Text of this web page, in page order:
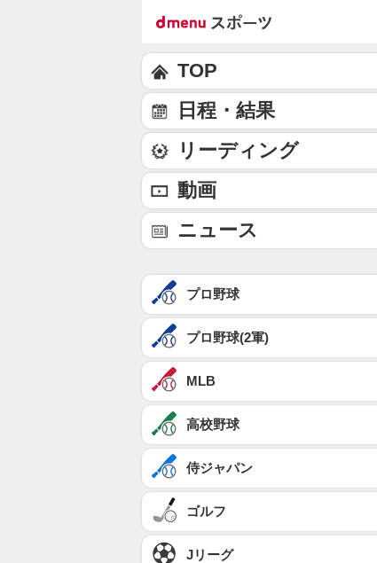
TOP
日程・結果
リーディング
動画
ニュース
プロ野球
プロ野球(2軍)
MLB
高校野球
侍ジャパン
ゴルフ
Jリーグ